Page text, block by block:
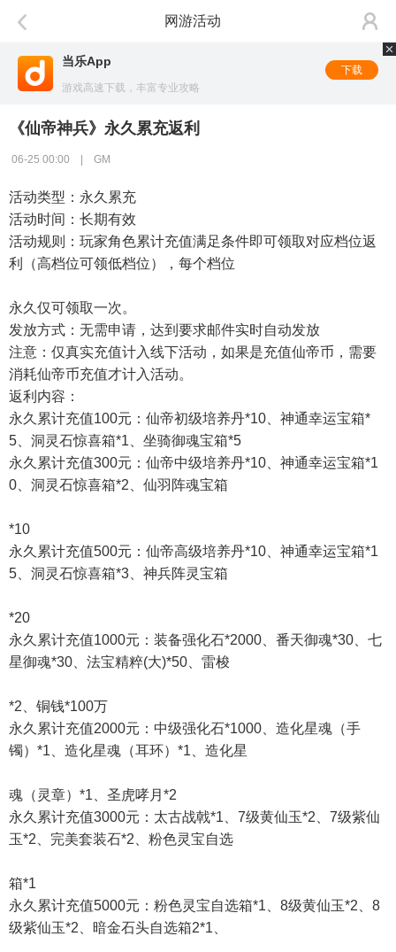
网游活动
当乐App
游戏高速下载，丰富专业攻略
下载
《仙帝神兵》永久累充返利
06-25 00:00 | GM
活动类型：永久累充
活动时间：长期有效
活动规则：玩家角色累计充值满足条件即可领取对应档位返
利（高档位可领低档位），每个档位
永久仅可领取一次。
发放方式：无需申请，达到要求邮件实时自动发放
注意：仅真实充值计入线下活动，如果是充值仙帝币，需要
消耗仙帝币充值才计入活动。
返利内容：
永久累计充值100元：仙帝初级培养丹*10、神通幸运宝箱*
5、洞灵石惊喜箱*1、坐骑御魂宝箱*5
永久累计充值300元：仙帝中级培养丹*10、神通幸运宝箱*1
0、洞灵石惊喜箱*2、仙羽阵魂宝箱
*10
永久累计充值500元：仙帝高级培养丹*10、神通幸运宝箱*1
5、洞灵石惊喜箱*3、神兵阵灵宝箱
*20
永久累计充值1000元：装备强化石*2000、番天御魂*30、七
星御魂*30、法宝精粹(大)*50、雷梭
*2、铜钱*100万
永久累计充值2000元：中级强化石*1000、造化星魂（手
镯）*1、造化星魂（耳环）*1、造化星
魂（灵章）*1、圣虎哮月*2
永久累计充值3000元：太古战戟*1、7级黄仙玉*2、7级紫仙
玉*2、完美套装石*2、粉色灵宝自选
箱*1
永久累计充值5000元：粉色灵宝自选箱*1、8级黄仙玉*2、8
级紫仙玉*2、暗金石头自选箱2*1、